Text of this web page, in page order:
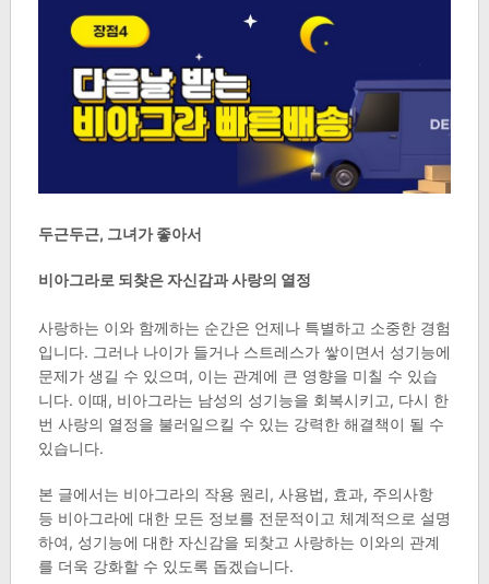
두근두근, 그녀가 좋아서
비아그라로 되찾은 자신감과 사랑의 열정
사랑하는 이와 함께하는 순간은 언제나 특별하고 소중한 경험
입니다. 그러나 나이가 들거나 스트레스가 쌓이면서 성기능에
문제가 생길 수 있으며, 이는 관계에 큰 영향을 미칠 수 있습
니다. 이때, 비아그라는 남성의 성기능을 회복시키고, 다시 한
번 사랑의 열정을 불러일으킬 수 있는 강력한 해결책이 될 수
있습니다.
본 글에서는 비아그라의 작용 원리, 사용법, 효과, 주의사항
등 비아그라에 대한 모든 정보를 전문적이고 체계적으로 설명
하여, 성기능에 대한 자신감을 되찾고 사랑하는 이와의 관계
를 더욱 강화할 수 있도록 돕겠습니다.